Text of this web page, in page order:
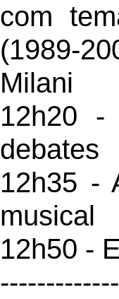
com
(1989-
Milani
12h20 -
debates
12h35 -
musical
12h50 -